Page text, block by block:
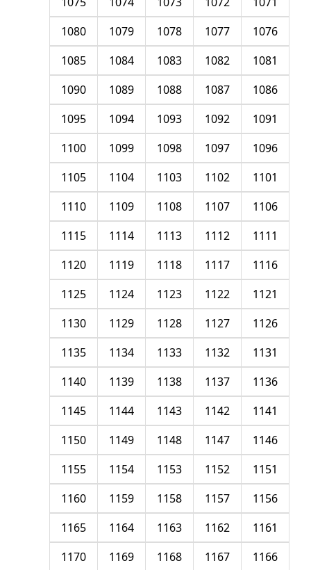
1076
1077
1078
1079
1080
1081
1082
1083
1084
1085
1086
1087
1088
1089
1090
1091
1092
1093
1094
1095
1096
1097
1098
1099
1100
1101
1102
1103
1104
1105
1106
1107
1108
1109
1110
1111
1112
1113
1114
1115
1116
1117
1118
1119
1120
1121
1122
1123
1124
1125
1126
1127
1128
1129
1130
1131
1132
1133
1134
1135
1136
1137
1138
1139
1140
1141
1142
1143
1144
1145
1146
1147
1148
1149
1150
1151
1152
1153
1154
1155
1156
1157
1158
1159
1160
1161
1162
1163
1164
1165
1166
1167
1168
1169
1170